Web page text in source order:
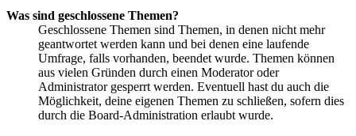
Was sind geschlossene Themen?
Geschlossene Themen sind Themen, in denen nicht mehr
geantwortet werden kann und bei denen eine laufende
Umfrage, falls vorhanden, beendet wurde. Themen können
aus vielen Gründen durch einen Moderator oder
Administrator gesperrt werden. Eventuell hast du auch die
Möglichkeit, deine eigenen Themen zu schließen, sofern dies
durch die Board-Administration erlaubt wurde.